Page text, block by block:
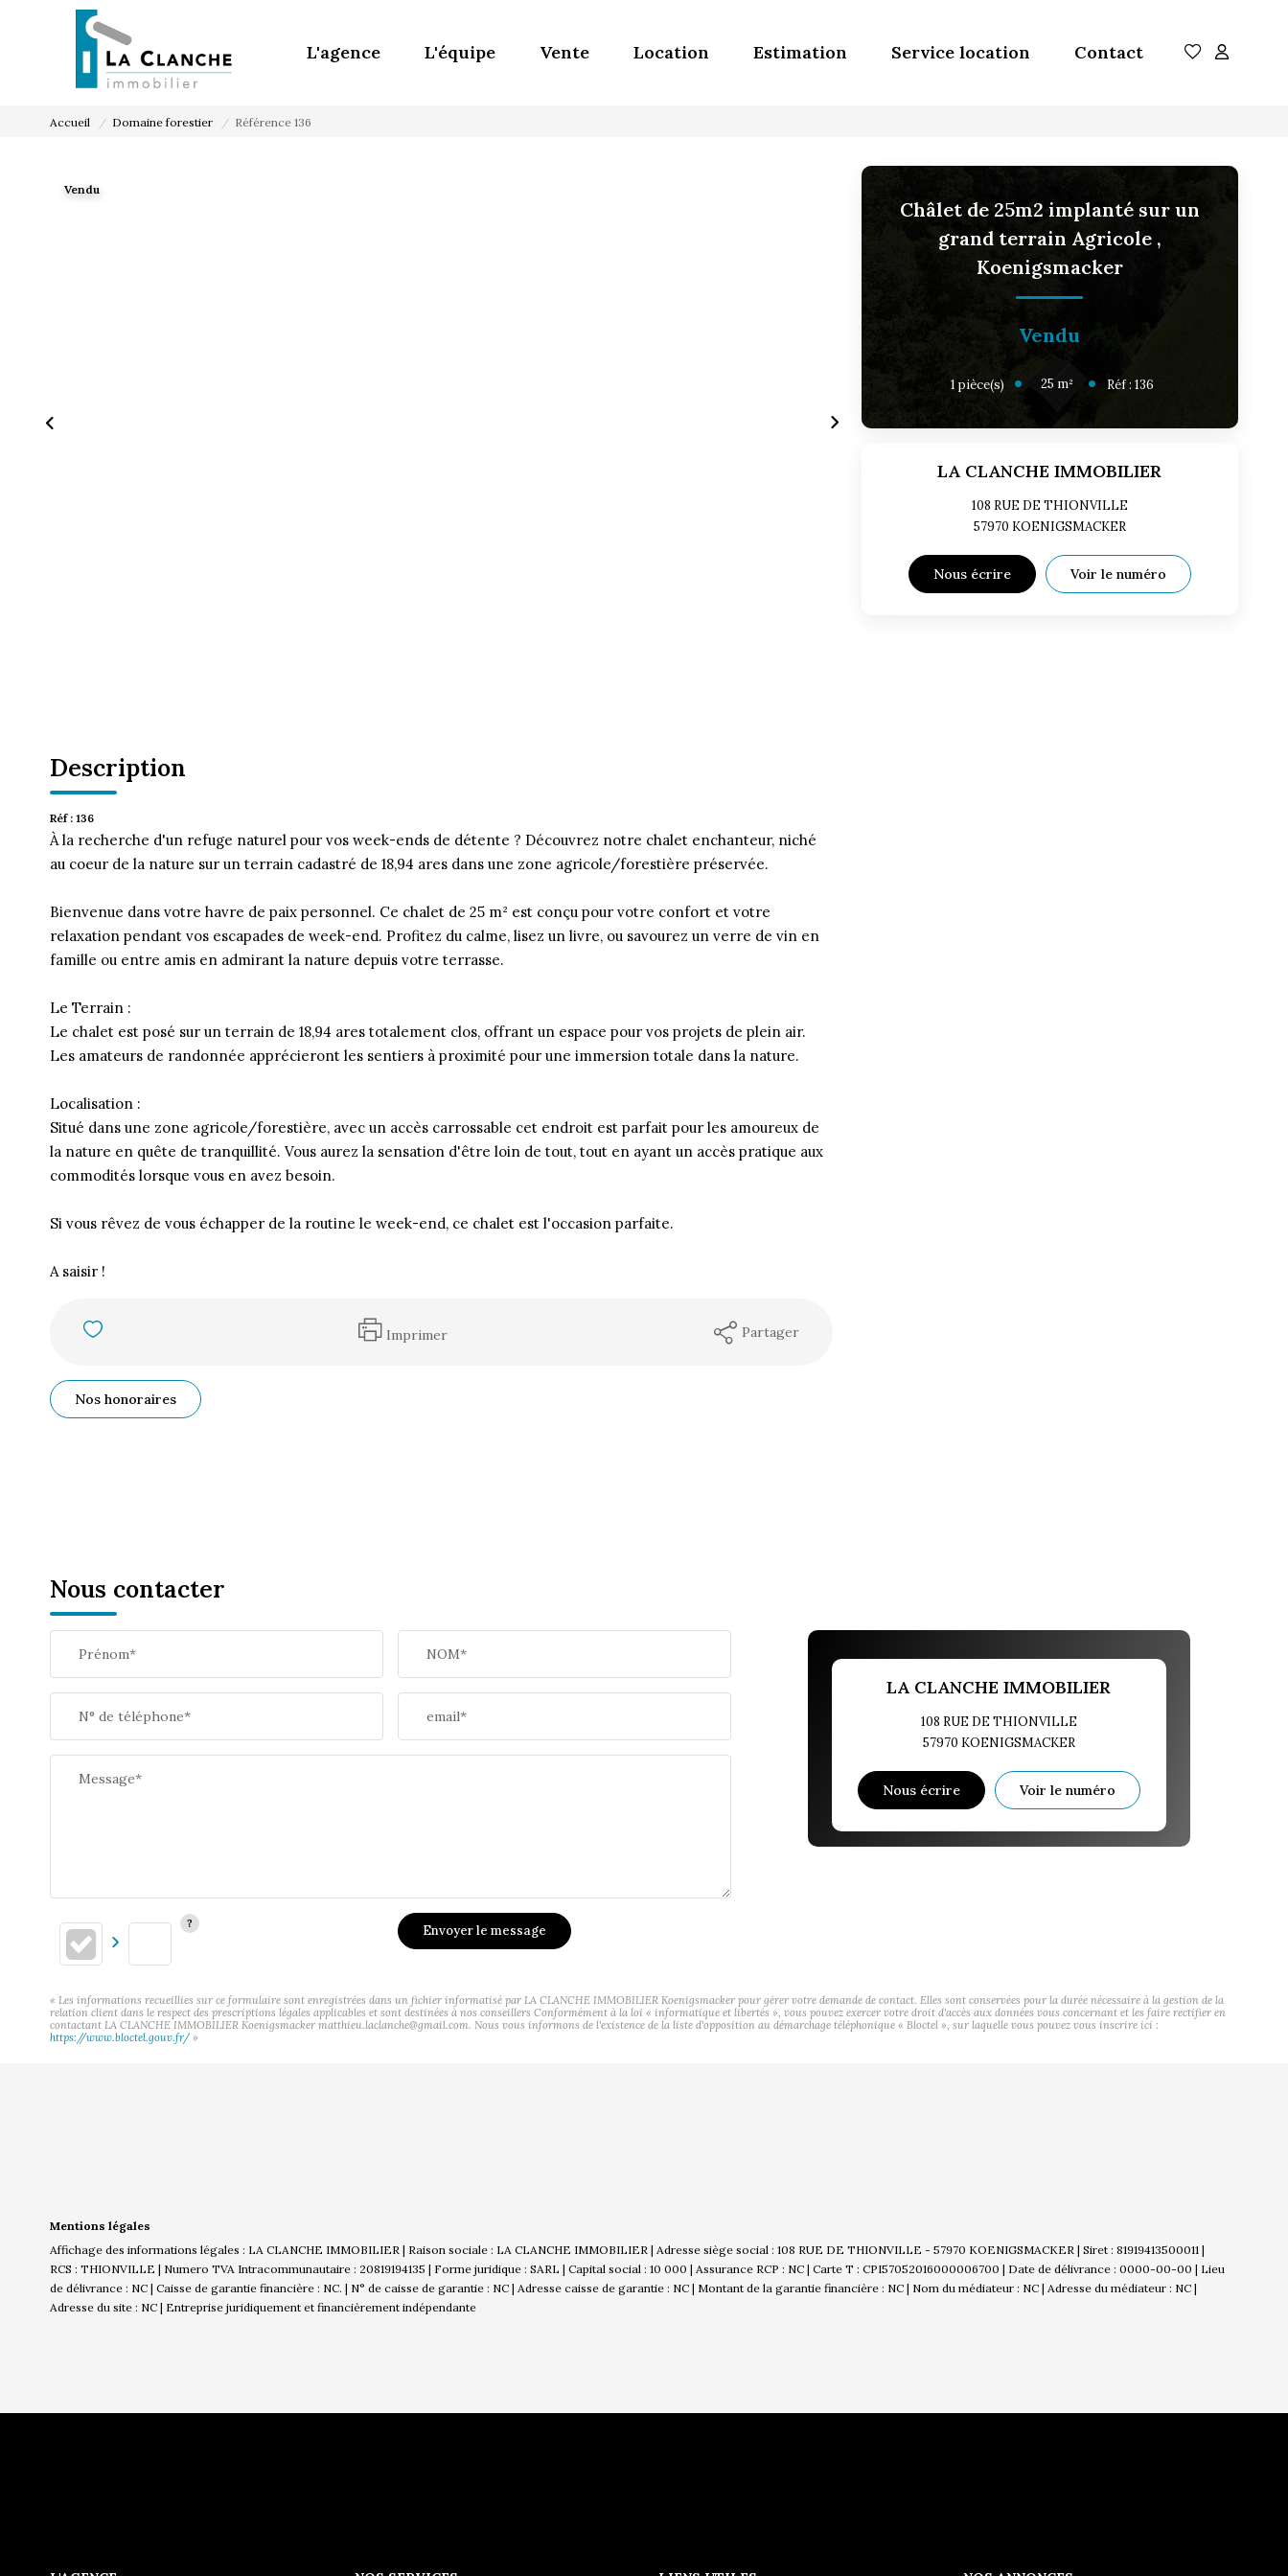
L'agence L'équipe Vente Location Estimation Service location Contact
Accueil Domaine forestier Référence 136
Vendu
Description
Réf : 136
À la recherche d'un refuge naturel pour vos week-ends de détente ? Découvrez notre chalet enchanteur, niché
au coeur de la nature sur un terrain cadastré de 18,94 ares dans une zone agricole/forestière préservée.
Bienvenue dans votre havre de paix personnel. Ce chalet de 25 m² est conçu pour votre confort et votre
relaxation pendant vos escapades de week-end. Profitez du calme, lisez un livre, ou savourez un verre de vin en
famille ou entre amis en admirant la nature depuis votre terrasse.
Le Terrain :
Le chalet est posé sur un terrain de 18,94 ares totalement clos, offrant un espace pour vos projets de plein air.
Les amateurs de randonnée apprécieront les sentiers à proximité pour une immersion totale dans la nature.
Localisation :
Situé dans une zone agricole/forestière, avec un accès carrossable cet endroit est parfait pour les amoureux de
la nature en quête de tranquillité. Vous aurez la sensation d'être loin de tout, tout en ayant un accès pratique aux
commodités lorsque vous en avez besoin.
Si vous rêvez de vous échapper de la routine le week-end, ce chalet est l'occasion parfaite.
A saisir !
Imprimer Partager
Nos honoraires
Châlet de 25m2 implanté sur un
grand terrain Agricole ,
Koenigsmacker
Vendu
1pièce(s) 25 m² Réf :136
LA CLANCHE IMMOBILIER
108 RUE DE THIONVILLE
57970 KOENIGSMACKER
Nous écrire Voir le numéro
Nous contacter
Prénom* NOM*
N° de téléphone* email*
Message*
Envoyer le message
LA CLANCHE IMMOBILIER
108 RUE DE THIONVILLE
57970 KOENIGSMACKER
Nous écrire Voir le numéro
« Les informations recueillies sur ce formulaire sont enregistrées dans un fichier informatisé par LA CLANCHE IMMOBILIER Koenigsmacker pour gérer votre demande de contact. Elles sont conservées pour la durée nécessaire à la gestion de la
relation client dans le respect des prescriptions légales applicables et sont destinées à nos conseillers Conformément à la loi « informatique et libertés », vous pouvez exercer votre droit d'accès aux données vous concernant et les faire rectifier en
contactant LA CLANCHE IMMOBILIER Koenigsmacker matthieu.laclanche@gmail.com. Nous vous informons de l'existence de la liste d'opposition au démarchage téléphonique « Bloctel », sur laquelle vous pouvez vous inscrire ici :
https://www.bloctel.gouv.fr/»
Mentions légales
Affichage des informations légales : LA CLANCHE IMMOBILIER | Raison sociale : LA CLANCHE IMMOBILIER | Adresse siège social : 108 RUE DE THIONVILLE - 57970 KOENIGSMACKER | Siret : 81919413500011 |
RCS : THIONVILLE | Numero TVA Intracommunautaire : 20819194135 | Forme juridique : SARL | Capital social : 10 000 | Assurance RCP : NC | Carte T : CPI57052016000006700 | Date de délivrance : 0000-00-00 | Lieu
de délivrance : NC | Caisse de garantie financière : NC. | N° de caisse de garantie : NC | Adresse caisse de garantie : NC | Montant de la garantie financière : NC | Nom du médiateur : NC | Adresse du médiateur : NC |
Adresse du site : NC | Entreprise juridiquement et financièrement indépendante